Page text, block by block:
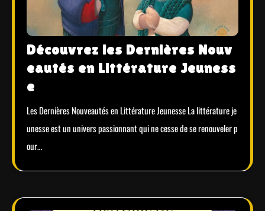
Découvrez les Dernières Nouv
eautés en Littérature Jeuness
e
Les Dernières Nouveautés en Littérature Jeunesse La littérature je
unesse est un univers passionnant qui ne cesse de se renouveler p
our…